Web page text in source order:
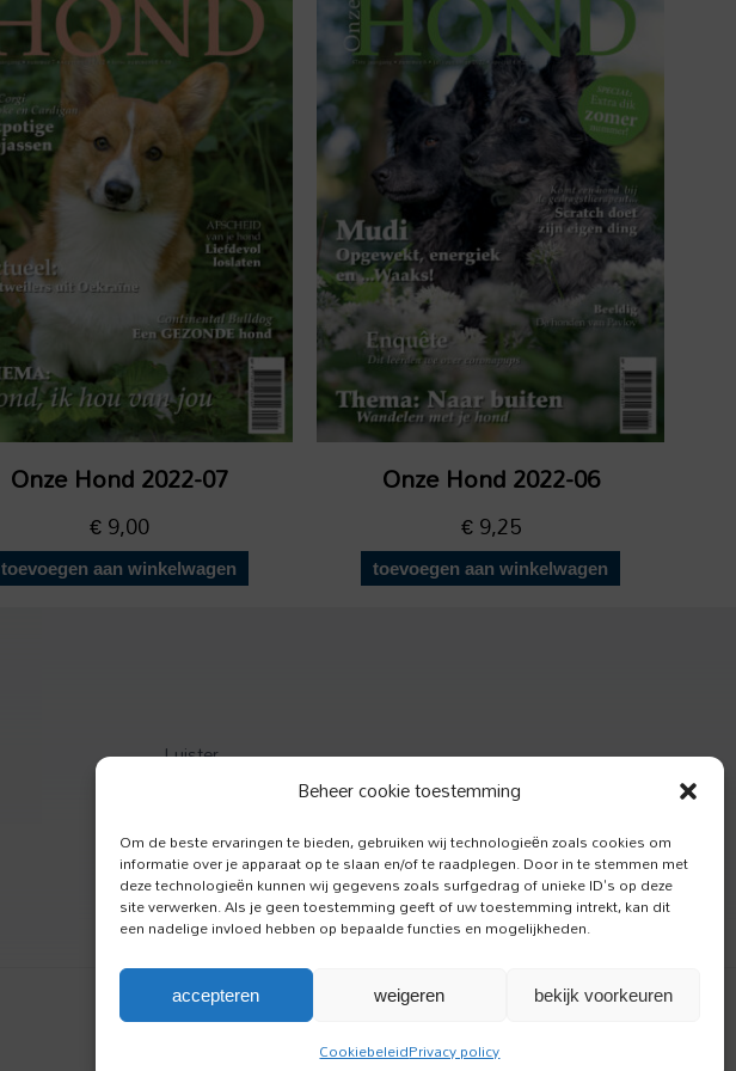
Beheer cookie toestemming
Om de beste ervaringen te bieden, gebruiken wij technologieën zoals cookies om
informatie over je apparaat op te slaan en/of te raadplegen. Door in te stemmen met
deze technologieën kunnen wij gegevens zoals surfgedrag of unieke ID's op deze
site verwerken. Als je geen toestemming geeft of uw toestemming intrekt, kan dit
een nadelige invloed hebben op bepaalde functies en mogelijkheden.
accepteren weigeren bekijk voorkeuren
CookiebeleidPrivacy policy
Onze Hond 2022-07
€9,00
toevoegen aan winkelwagen
Onze Hond 2022-06
€9,25
toevoegen aan winkelwagen
Luister